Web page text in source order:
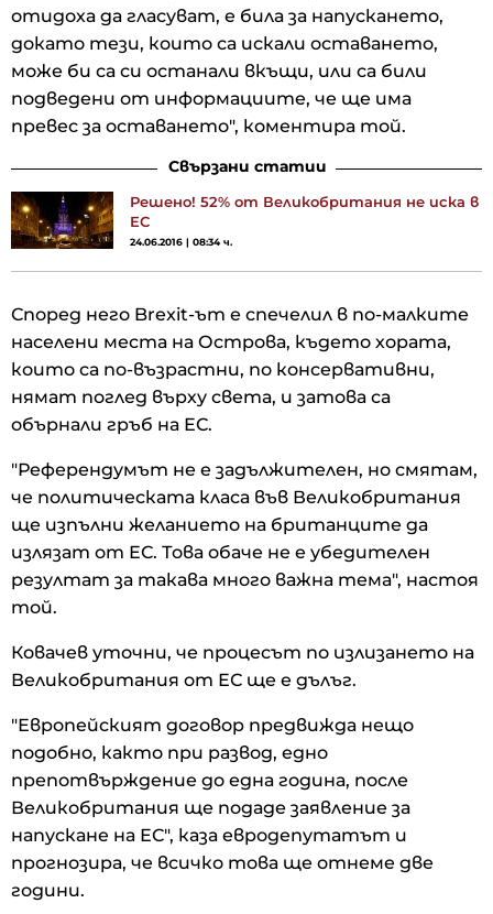
отидоха да гласуват, е била за напускането,
докато тези, които са искали оставането,
може би са си останали вкъщи, или са били
подведени от информациите, че ще има
превес за оставането", коментира той.
Свързани статии
Решено! 52% от Великобритания не иска в
ЕС
24.06.2016 | 08:34 ч.
Според него Brexit-ът е спечелил в по-малките
населени места на Острова, където хората,
които са по-възрастни, по консервативни,
нямат поглед върху света, и затова са
обърнали гръб на ЕС.
"Референдумът не е задължителен, но смятам,
че политическата класа във Великобритания
ще изпълни желанието на британците да
излязат от ЕС. Това обаче не е убедителен
резултат за такава много важна тема", настоя
той.
Ковачев уточни, че процесът по излизането на
Великобритания от ЕС ще е дълъг.
"Европейският договор предвижда нещо
подобно, както при развод, едно
препотвърждение до една година, после
Великобритания ще подаде заявление за
напускане на ЕС", каза евродепутатът и
прогнозира, че всичко това ще отнеме две
години.